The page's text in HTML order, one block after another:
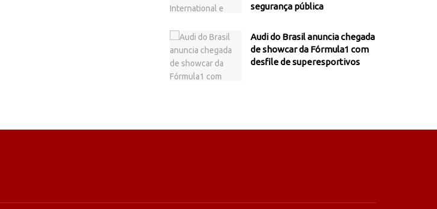
segurança pública
Audi do Brasil anuncia chegada
de showcar da Fórmula1 com
desfile de superesportivos